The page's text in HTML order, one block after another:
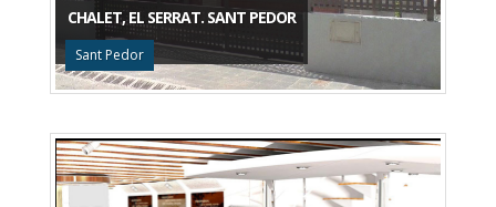
CHALET, EL SERRAT. SANT PEDOR
Sant Pedor